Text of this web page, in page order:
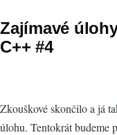
Zajímavé
C++ #4
Zkouškové skončilo a já
úlohu. Tentokrát budeme